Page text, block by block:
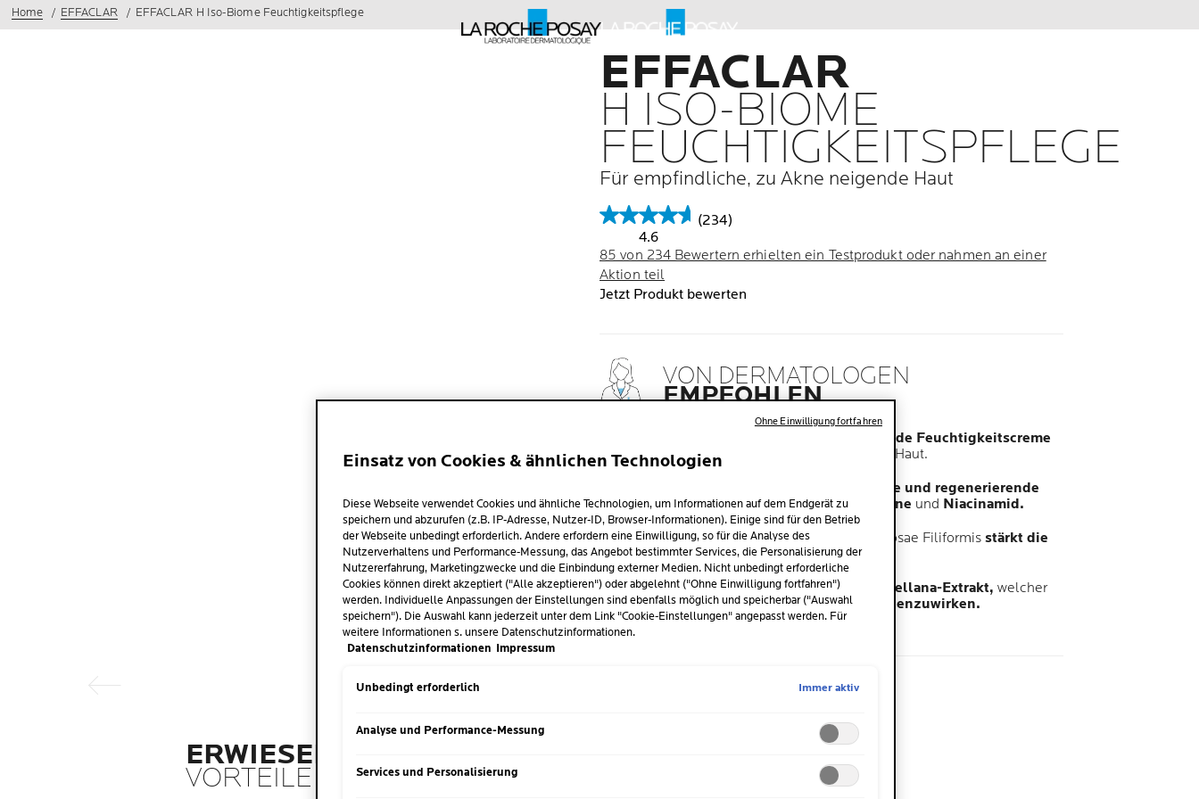
Home EFFACLAR EFFACLAR H Iso-Biome Feuchtigkeitspflege
Nächster Eintrag
EFFACLAR
H ISO-BIOME
FEUCHTIGKEITSPFLEGE
Für empfindliche, zu Akne neigende Haut
4.6
(234)
85 von 234 Bewertern erhielten ein Testprodukt oder nahmen an einer
Aktion teil
Jetzt Produkt bewerten
VON DERMATOLOGEN
EMPFOHLEN
intensiv beruhigende Feuchtigkeitscreme
bei unreiner und zu Akne neigender Haut.
feuchtigkeitsspendende und regenerierende
WirkungdurchVitamin B5, Squalane und Niacinamid.
Der präbiotische Inhaltsstoff Aqua Posae Filiformis stärkt die
Hautschutzbarriere.
Die Formel enthältProcerad Orellana-Extrakt, welcher
dazu beiträgt,Unreinheiten entgegenzuwirken.
40 ml
ERWIESENE
VORTEILE
Einsatz von Cookies & ähnlichen Technologien
Diese Webseite verwendet Cookies und ähnliche Technologien, um Informationen auf dem Endgerät zu
speichern und abzurufen (z.B. IP-Adresse, Nutzer-ID, Browser-Informationen). Einige sind für den Betrieb
der Webseite unbedingt erforderlich. Andere erfordern eine Einwilligung, so für die Analyse des
Nutzerverhaltens und Performance-Messung, das Angebot bestimmter Services, die Personalisierung der
Nutzererfahrung, Marketingzwecke und die Einbindung externer Medien. Nicht unbedingt erforderliche
Cookies können direkt akzeptiert ("Alle akzeptieren") oder abgelehnt ("Ohne Einwilligung fortfahren")
werden. Individuelle Anpassungen der Einstellungen sind ebenfalls möglich und speicherbar ("Auswahl
speichern"). Die Auswahl kann jederzeit unter dem Link "Cookie-Einstellungen" angepasst werden. Für
weitere Informationen s. unsere Datenschutzinformationen.
Datenschutzinformationen Impressum
Unbedingt erforderlich Immer aktiv
Analyse und Performance-Messung
Services und Personalisierung
Ohne Einwilligung fortfahren